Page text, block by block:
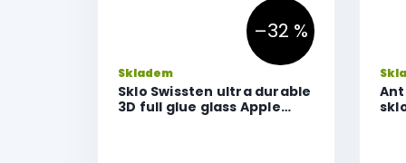
–32 %
Sklo Swissten ultra durable
3D full glue glass Apple
Skladem